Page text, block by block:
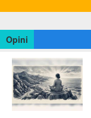
Opini